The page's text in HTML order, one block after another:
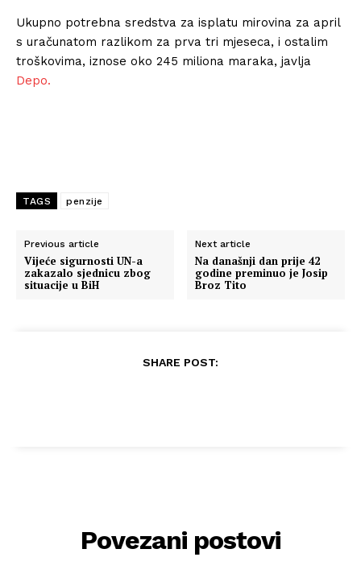
Ukupno potrebna sredstva za isplatu mirovina za april
s uračunatom razlikom za prva tri mjeseca, i ostalim
troškovima, iznose oko 245 miliona maraka, javlja
Depo.
TAGS penzije
Previous article
Vijeće sigurnosti UN-a
zakazalo sjednicu zbog
situacije u BiH
Next article
Na današnji dan prije 42
godine preminuo je Josip
Broz Tito
SHARE POST:
Povezani postovi